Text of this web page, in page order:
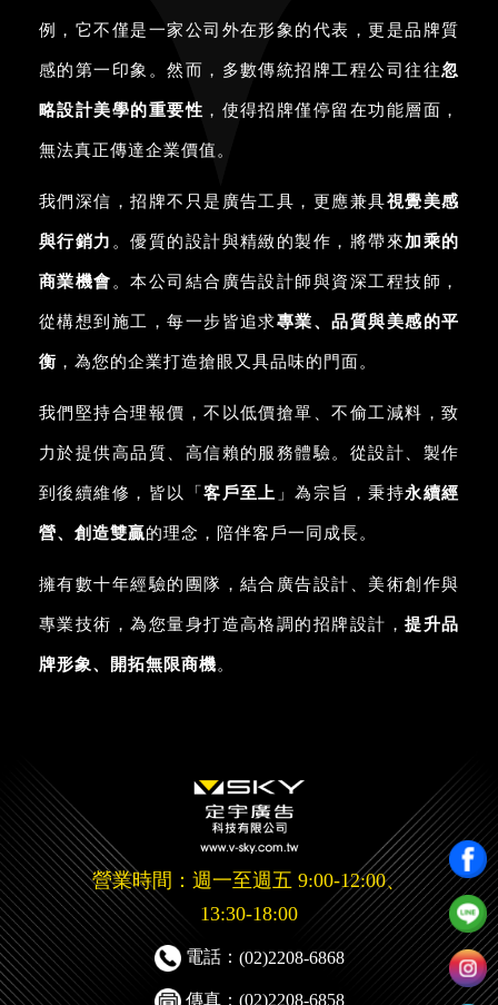
例，它不僅是一家公司外在形象的代表，更是品牌質
感的第一印象。然而，多數傳統招牌工程公司往往忽
略設計美學的重要性 ，使得招牌僅停留在功能層面，
無法真正傳達企業價值。
我們深信，招牌不只是廣告工具，更應兼具視覺美感
與行銷力 。優質的設計與精緻的製作，將帶來加乘的
商業機會 。本公司結合廣告設計師與資深工程技師，
從構想到施工，每一步皆追求專業、品質與美感的平
衡 ，為您的企業打造搶眼又具品味的門面。
我們堅持合理報價，不以低價搶單、不偷工減料，致
力於提供高品質、高信賴的服務體驗。從設計、製作
到後續維修，皆以「客戶至上 」為宗旨，秉持永續經
營、創造雙贏的理念，陪伴客戶一同成長。
擁有數十年經驗的團隊，結合廣告設計、美術創作與
專業技術，為您量身打造高格調的招牌設計，提升品
牌形象、開拓無限商機。
營業時間：週一至週五 9:00-12:00、
13:30-18:00
電話： (02)2208-6868
傳真：(02)2208-6858